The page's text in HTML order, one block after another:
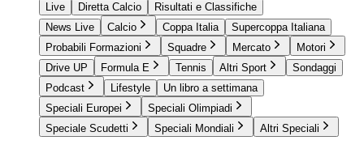
Live
Diretta Calcio
Risultati e Classifiche
News Live
Calcio Coppa Italia
Supercoppa Italiana
Probabili Formazioni
Squadre Mercato
Motori
Drive UP
Formula E Tennis Altri Sport
Sondaggi
Podcast
Lifestyle
Un libro a settimana
Speciali Europei
Speciali Olimpiadi
Speciale Scudetti
Speciali Mondiali Altri Speciali